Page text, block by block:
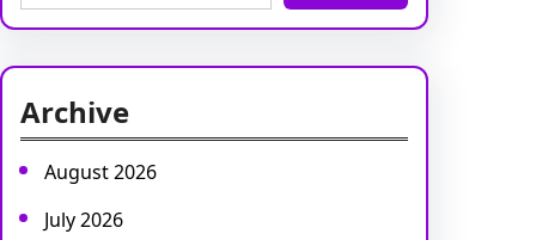
a
h
Archive
August 2026
July 2026